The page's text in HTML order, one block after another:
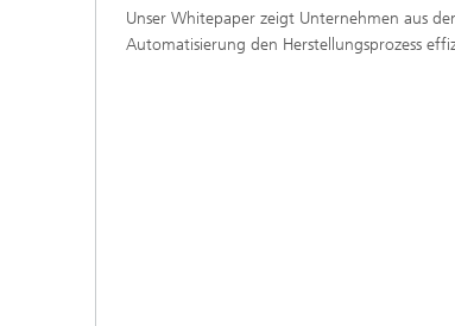
Unser Whitepaper zeigt Unternehmen aus
Automatisierung den Herstellungsprozess